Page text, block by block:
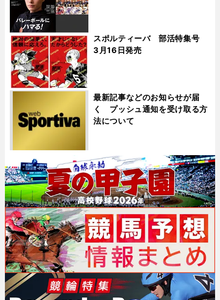
スポルティーバ 部活特集号
3月16日発売
最新記事などのお知らせが届
く プッシュ通知を受け取る方
法について